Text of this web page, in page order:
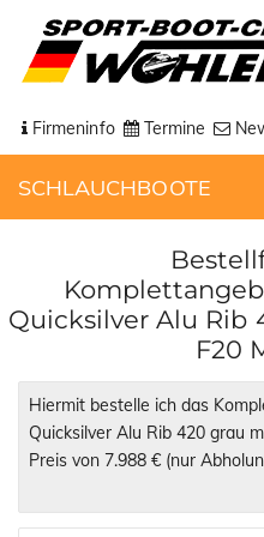
Firmeninfo Termine
SCHLAUCHBOOTE
Quicksilver Alu Rib
F20